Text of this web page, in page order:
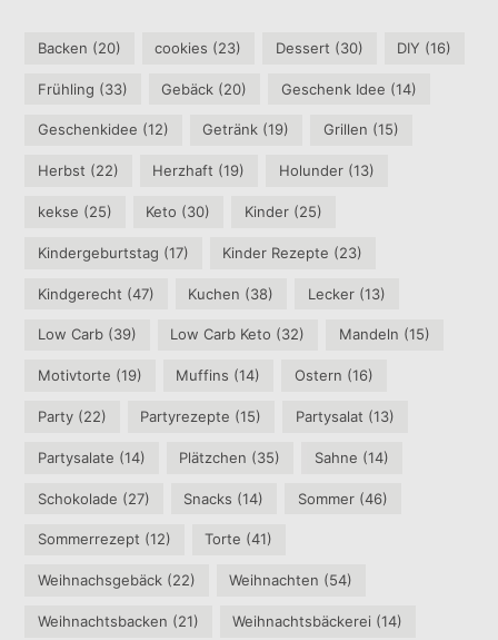
Backen (20) cookies (23) Dessert (30) DIY (16)
Frühling (33) Gebäck (20) Geschenk Idee (14)
Geschenkidee (12) Getränk (19) Grillen (15)
Herbst (22) Herzhaft (19) Holunder(13)
kekse (25) Keto (30) Kinder(25)
Kindergeburtstag (17) Kinder Rezepte (23)
Kindgerecht (47) Kuchen (38) Lecker(13)
Low Carb (39) Low Carb Keto (32) Mandeln (15)
Motivtorte (19) Muffins (14) Ostern (16)
Party (22) Partyrezepte (15) Partysalat (13)
Partysalate (14) Plätzchen (35) Sahne (14)
Schokolade (27) Snacks (14) Sommer(46)
Sommerrezept (12) Torte (41)
Weihnachsgebäck (22) Weihnachten (54)
Weihnachtsbacken (21) Weihnachtsbäckerei (14)